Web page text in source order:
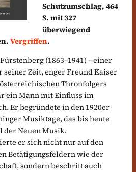
Schutzumschlag, 464
S. mit 327
überwiegend
Vergriffen.
(1863–1941) – einer
Zeit, enger Freund Kaiser
Thronfolgers
ein Mann mit Einfluss im
Er begründete in den 1920er
Musiktage, das bis heute
der Neuen Musik.
er sich nicht nur auf den
Betätigungsfeldern wie der
sondern beschritt auch